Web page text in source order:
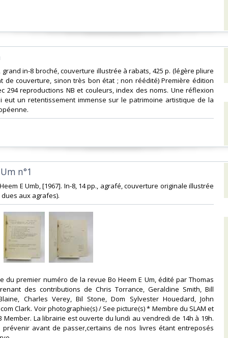
grand in-8 broché, couverture illustrée à rabats, 425 p. (légère pliure
de couverture, sinon très bon état ; non réédité) Première édition
294 reproductions NB et couleurs, index des noms. Une réflexion
eut un retentissement immense sur le patrimoine artistique de la
n°1‎
E Umb, [1967]. In-8, 14 pp., agrafé, couverture originale illustrée
aux agrafes).
du premier numéro de la revue Bo Heem E Um, édité par Thomas
des contributions de Chris Torrance, Geraldine Smith, Bill
Charles Verey, Bil Stone, Dom Sylvester Houedard, John
Clark. Voir photographie(s) / See picture(s) * Membre du SLAM et
Member. La librairie est ouverte du lundi au vendredi de 14h à 19h.
prévenir avant de passer,certains de nos livres étant entreposés